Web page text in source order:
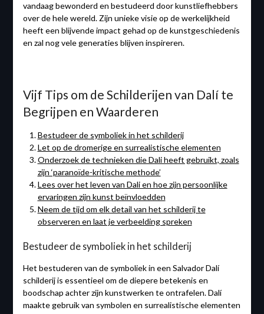
vandaag bewonderd en bestudeerd door kunstliefhebbers
over de hele wereld. Zijn unieke visie op de werkelijkheid
heeft een blijvende impact gehad op de kunstgeschiedenis
en zal nog vele generaties blijven inspireren.
Vijf Tips om de Schilderijen van Dalí te
Begrijpen en Waarderen
Bestudeer de symboliek in het schilderij
Let op de dromerige en surrealistische elementen
Onderzoek de technieken die Dali heeft gebruikt, zoals
zijn ‘paranoïde-kritische methode’
Lees over het leven van Dali en hoe zijn persoonlijke
ervaringen zijn kunst beïnvloedden
Neem de tijd om elk detail van het schilderij te
observeren en laat je verbeelding spreken
Bestudeer de symboliek in het schilderij
Het bestuderen van de symboliek in een Salvador Dalí
schilderij is essentieel om de diepere betekenis en
boodschap achter zijn kunstwerken te ontrafelen. Dalí
maakte gebruik van symbolen en surrealistische elementen